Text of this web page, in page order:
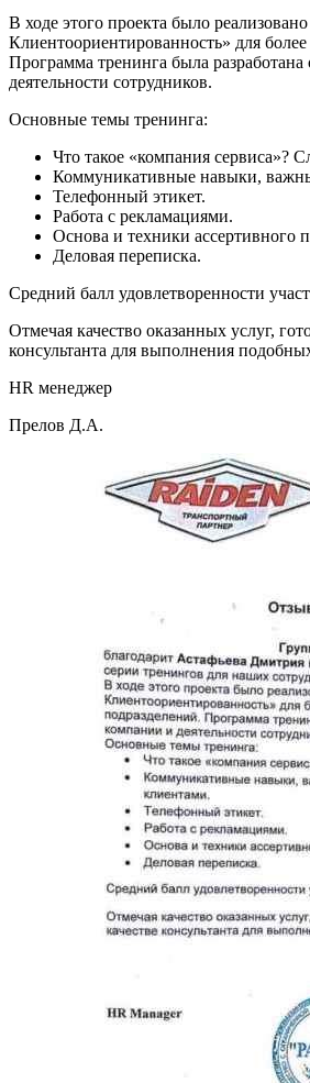
В ходе этого проекта было
Клиентоориентированность» для
Программа тренинга была
деятельности сотрудников.
Основные темы тренинга:
Что такое «компания сервиса»?
Коммуникативные навыки,
Телефонный этикет.
Работа с рекламациями.
Основа и техники ассертивного
Деловая переписка.
Средний балл удовлетворенности
Отмечая качество оказанных услуг,
консультанта для выполнения
HR менеджер
Прелов Д.А.